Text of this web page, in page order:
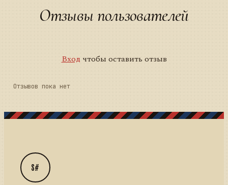
Отзывы пользователей
Вход чтобы оставить отзыв
Отзывов пока нет
S#